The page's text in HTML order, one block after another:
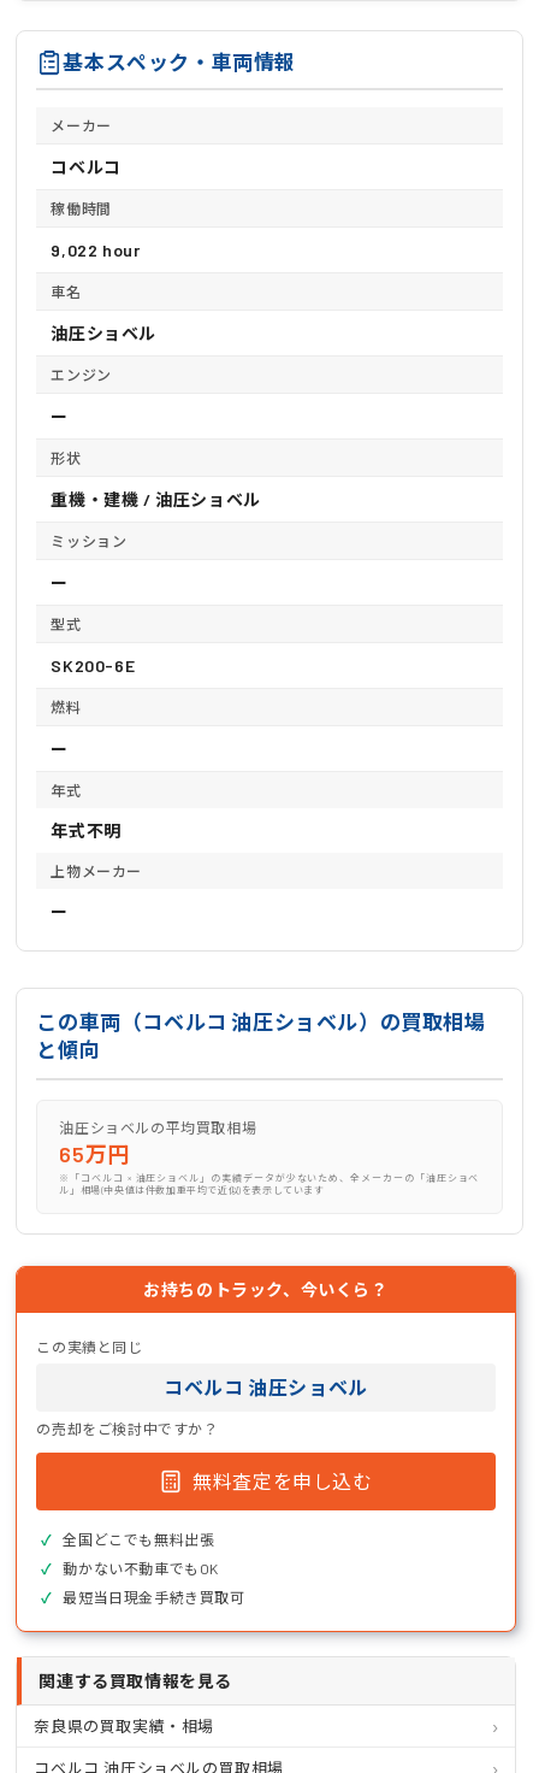
基本スペック・車両情報
メーカー
コベルコ
稼働時間
9,022 hour
車名
油圧ショベル
エンジン
ー
形状
重機・建機 / 油圧ショベル
ミッション
ー
型式
SK200-6E
燃料
ー
年式
年式不明
上物メーカー
ー
この車両（コベルコ 油圧ショベル）の買取相場
と傾向
油圧ショベルの平均買取相場
65万円
※「コベルコ × 油圧ショベル」の実績データが少ないため、全メーカーの「油圧ショベ
ル」相場(中央値は件数加重平均で近似)を表示しています
お持ちのトラック、今いくら？
この実績と同じ
コベルコ 油圧ショベル
の売却をご検討中ですか？
無料査定を申し込む
全国どこでも無料出張
動かない不動車でもOK
最短当日現金手続き買取可
関連する買取情報を見る
奈良県の買取実績・相場
コベルコ 油圧ショベルの買取相場